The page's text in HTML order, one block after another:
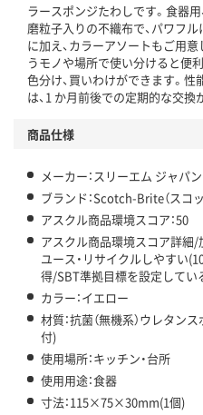
アスクル商品環境スコア詳細／
ラースポンジたわしです。食器
磨粒子入りの不織布で、パワフ
に加え、カラーアソートもご用
うモノや場所で使い分けると便
色分け、買いわけができます。
は、1 か月前後での定期的な交換
商品仕様
メーカー：スリーエム ジャパン
ブランド：Scotch-Brite（スコッ
アスクル商品環境スコア：50
アスクル商品環境スコア詳細/
ユース・リサイクルしやすい
得/SBT準拠目標を設定してい
カラー：イエロー
材質：抗菌（無機系）ウレタン
付)
使用場所：キッチン・台所
使用用途：食器
寸法：115×75×30mm(1個)